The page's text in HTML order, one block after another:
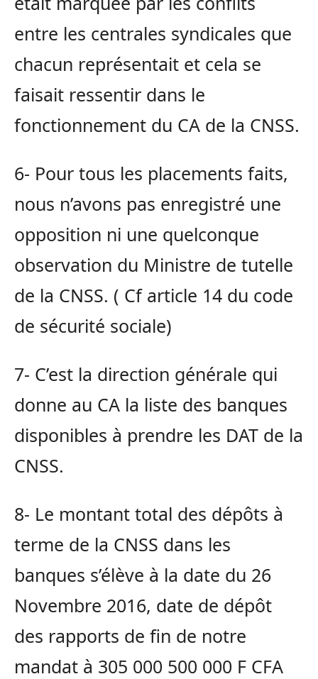
entre les centrales syndicales que
chacun représentait et cela se
faisait ressentir dans le
fonctionnement du CA de la CNSS.
6- Pour tous les placements faits,
nous n’avons pas enregistré une
opposition ni une quelconque
observation du Ministre de tutelle
de la CNSS. ( Cf article 14 du code
de sécurité sociale)
7- C’est la direction générale qui
donne au CA la liste des banques
disponibles à prendre les DAT de la
CNSS.
8- Le montant total des dépôts à
terme de la CNSS dans les
banques s’élève à la date du 26
Novembre 2016, date de dépôt
des rapports de fin de notre
mandat à 305 000 500 000 F CFA